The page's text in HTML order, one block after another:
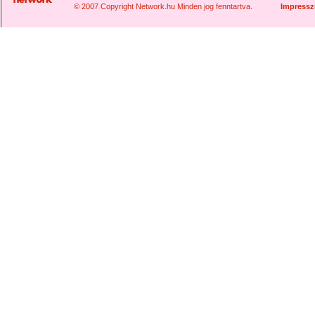
© 2007 Copyright Network.hu Minden jog fenntartva.